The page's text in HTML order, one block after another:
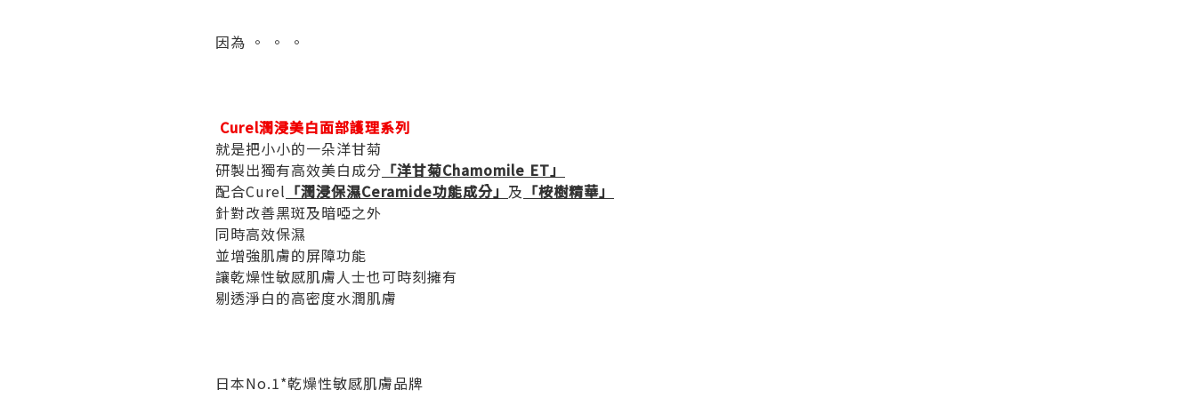
因為 。 。 。
Curel潤浸美白面部護理系列
就是把小小的一朵洋甘菊
研製出獨有高效美白成分 「洋甘菊Chamomile ET」
配合Curel 「潤浸保濕Ceramide功能成分」 及 「桉樹精華」
針對改善黑斑及暗啞之外
同時高效保濕
並增強肌膚的屏障功能
讓乾燥性敏感肌膚人士也可時刻擁有
剔透淨白的高密度水潤肌膚
日本No.1*乾燥性敏感肌膚品牌